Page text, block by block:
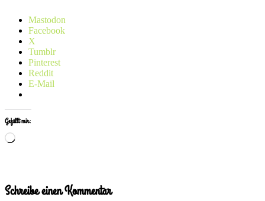
Mastodon
Facebook
X
Tumblr
Pinterest
Reddit
E-Mail
Gefällt mir:
Wird
Schreibe einen Kommentar